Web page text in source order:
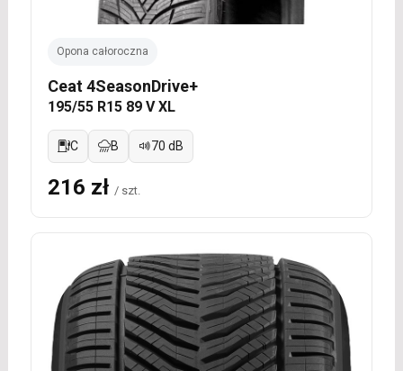
Opona całoroczna
Ceat 4SeasonDrive+
195/55 R15 89 V XL
C B 70 dB
216 zł / szt.